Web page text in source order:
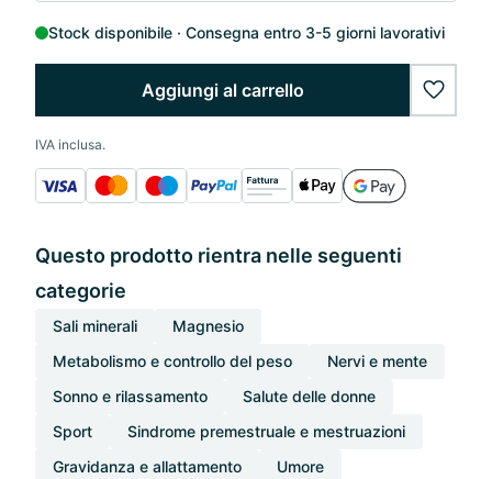
Stock disponibile Consegna entro 3-5 giorni lavorativi
Aggiungi al carrello
IVA inclusa.
Questo prodotto rientra nelle seguenti
categorie
Sali minerali
Magnesio
Metabolismo e controllo del peso
Nervi e mente
Sonno e rilassamento
Salute delle donne
Sport
Sindrome premestruale e mestruazioni
Gravidanza e allattamento
Umore